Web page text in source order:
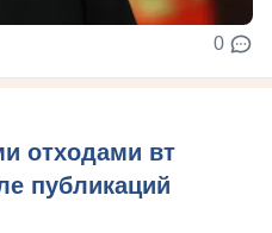
0
отходами вт
публикаций